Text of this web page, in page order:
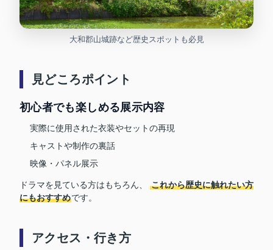
大和郡山城跡など歴史スポットも必見
見どころポイント
初心者でも楽しめる展示内容
実際に使用された衣装やセットの再現
キャストや制作の裏話
映像・パネル展示
ドラマを見ている方はもちろん、これから歴史に触れたい方
にもおすすめです。
アクセス・行き方